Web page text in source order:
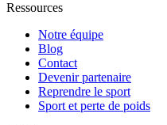
Ressources
Notre équipe
Blog
Contact
Devenir partenaire
Reprendre le sport
Sport et perte de poids